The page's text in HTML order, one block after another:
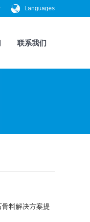
Languages
联系我们
骨料解决方案提